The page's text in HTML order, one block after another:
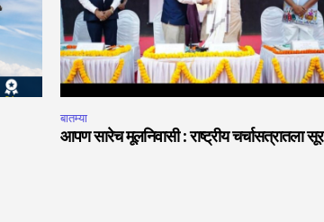
बातम्या
आपण सारेच मूलनिवासी : राष्ट्रीय चर्चासत्रातला सूर